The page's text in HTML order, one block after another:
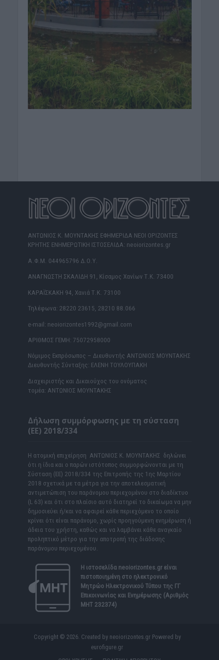
ΑΝΤΩΝΙΟΣ Κ. ΜΟΥΝΤΑΚΗΣ ΕΦΗΜΕΡΙΔΑ ΝΕΟΙ ΟΡΙΖΟΝΤΕΣ
ΚΡΗΤΗΣ ΕΝΗΜΕΡΩΤΙΚΗ ΙΣΤΟΣΕΛΙΔΑ: neoiorizontes.gr
Α.Φ.Μ. 044965796 Δ.Ο.Υ.
ΑΝΑΓΝΩΣΤΗ ΣΚΑΛΙΔΗ 91, Κίσαμος Χανίων Τ.Κ. 73400
ΚΑΡΑΪΣΚΑΚΗ 94, Χανιά Τ.Κ. 73100
Τηλέφωνα: 28220 23615, 28210 88.066
e-mail: neoiorizontes1992@gmail.com
ΑΡΙΘΜΟΣ ΓΕΜΗ: 75072958000
Νόμιμος Εκπρόσωπος – Διευθυντής ΑΝΤΩΝΙΟΣ ΜΟΥΝΤΑΚΗΣ
Διευθυντής Σύνταξης: ΕΛΕΝΗ ΤΟΥΛΟΥΠΑΚΗ
Διαχειριστής και Δικαιούχος του ονόματος
τομέα: ΑΝΤΩΝΙΟΣ ΜΟΥΝΤΑΚΗΣ
Δήλωση συμμόρφωσης με τη σύσταση
(ΕΕ) 2018/334
Η ατομική επιχείρηση ΑΝΤΩΝΙΟΣ Κ. ΜΟΥΝΤΑΚΗΣ δηλώνει
ότι η ίδια και ο παρών ιστότοπος συμμορφώνονται με τη
Σύσταση (ΕΕ) 2018/334 της Επιτροπής της 1ης Μαρτίου
2018 σχετικά με τα μέτρα για την αποτελεσματική
αντιμετώπιση του παράνομου περιεχομένου στο διαδίκτυο
(L 63) και ότι στο πλαίσιο αυτό διατηρεί το δικαίωμα να μην
δημοσιεύει ή/και να αφαιρεί κάθε περιεχόμενο το οποίο
κρίνει ότι είναι παράνομο, χωρίς προηγούμενη ενημέρωση ή
άδεια του χρήστη, καθώς και να λαμβάνει κάθε αναγκαίο
προληπτικό μέτρο για την αποτροπή της διάδοσης
παράνομου περιεχομένου.
Η ιστοσελίδα neoiorizontes.grείναι
πιστοποιημένη στο ηλεκτρονικό
Μητρώο Ηλεκτρονικού Τύπου της ΓΓ
Επικοινωνίας και Ενημέρωσης (Αριθμός
ΜΗΤ 232374)
Copyright © 2026. Created by neoiorizontes.gr Powered by
eurofigure.gr